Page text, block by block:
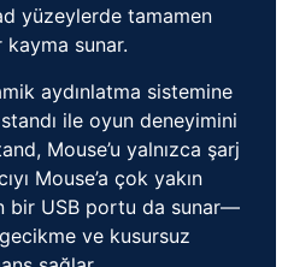
yüzeylerde tamamen
sunar.
aydınlatma sistemine
ile oyun deneyimini
Mouse’u yalnızca şarj
Mouse’a çok yakın
bir USB portu da sunar—
ve kusursuz